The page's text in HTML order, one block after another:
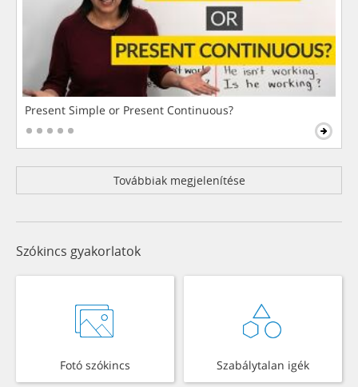
Present Simple or Present Continuous?
Továbbiak megjelenítése
Szókincs gyakorlatok
Fotó szókincs Szabálytalan igék